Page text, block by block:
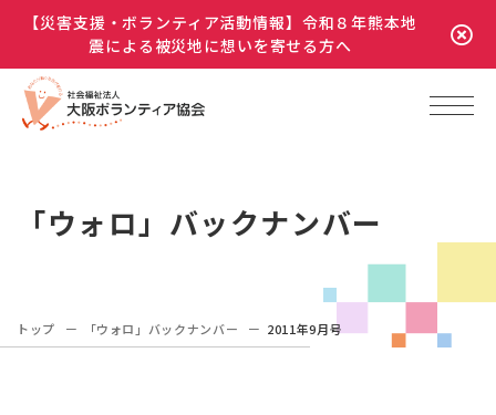
【災害支援・ボランティア活動情報】令和８年熊本地
震による被災地に想いを寄せる方へ
「ウォロ」バックナンバー
トップ 「ウォロ」バックナンバー 2011年9月号